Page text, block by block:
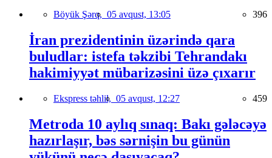
Böyük Şərq, 05 avqust, 13:05 396
İran prezidentinin üzərində qara
buludlar: istefa təkzibi Tehrandakı
hakimiyyət mübarizəsini üzə çıxarır
Ekspress təhlil, 05 avqust, 12:27 459
Metroda 10 aylıq sınaq: Bakı gələcəyə
hazırlaşır, bəs sərnişin bu günün